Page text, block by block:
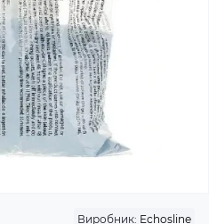
Виробник: Echosline